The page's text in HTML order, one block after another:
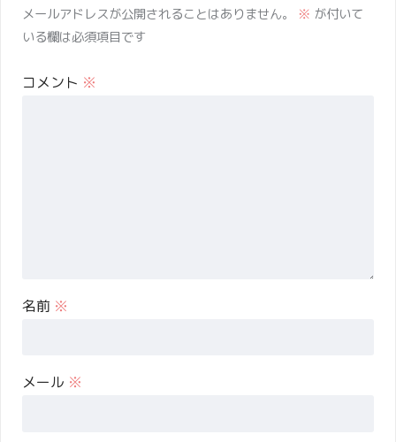
メールアドレスが公開されることはありません。 ※ が付いて
いる欄は必須項目です
コメント ※
名前 ※
メール ※